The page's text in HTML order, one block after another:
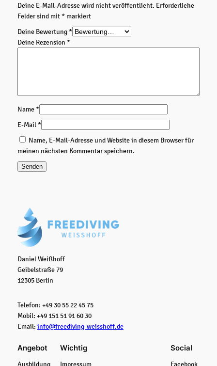
2
,
i
.
a
*
W
a
1
e
Deine E-Mail-Adresse wird nicht veröffentlicht. Erforderliche
Felder sind mit*markiert
Deine Bewertung*
Deine Rezension *
Name*
E-Mail *
Name, E-Mail-Adresse und Website in diesem Browser für
meinen nächsten Kommentar speichern.
Daniel Weißhoff
Geibelstraße 79
12305 Berlin
Telefon: +49 30 55 22 45 75
Mobil: +49 151 51 91 60 30
Email: info@freediving-weisshoff.de
Angebot
Ausbildung
Wichtig
Impressum
Social
Facebook